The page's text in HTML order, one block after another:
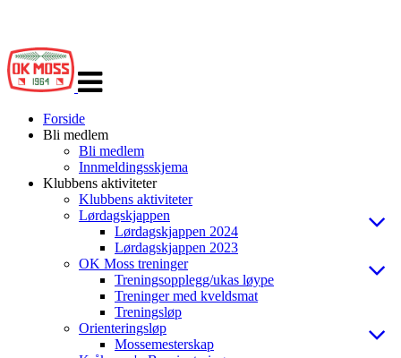
navigasjon
Forside
Bli medlem
Bli medlem
Innmeldingsskjema
Klubbens aktiviteter
Klubbens aktiviteter
Lørdagskjappen
Lørdagskjappen 2024
Lørdagskjappen 2023
OK Moss treninger
Treningsopplegg/ukas løype
Treninger med kveldsmat
Treningsløp
Orienteringsløp
Mossemesterskap